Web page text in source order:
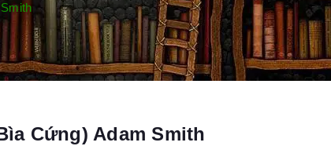
Cứng) Adam Smith